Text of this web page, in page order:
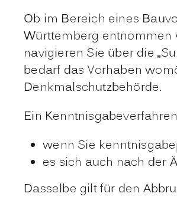
Ob im Bereich eines
Württemberg entnommen
navigieren Sie über die
bedarf das Vorhaben
Denkmalschutzbehörde.
Ein
wenn Sie
es sich auch nach der
Dasselbe gilt für den